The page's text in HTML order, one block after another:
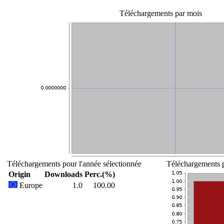
Téléchargements par mois
Téléchargements pour l'année sélectionnée
Origin
Downloads Perc.(%)
Europe
1.0 100.00
Téléchargements